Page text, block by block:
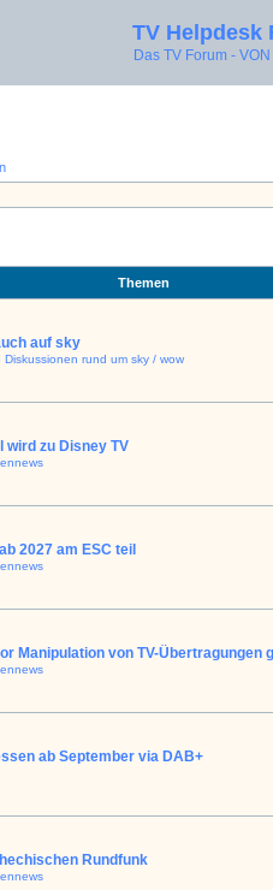
TV Helpdesk
Das TV Forum -
Themen
auf sky
rund um sky / wow
wird zu Disney TV
2027 am ESC teil
Manipulation von TV-Übertragungen
ab September via DAB+
Rundfunk